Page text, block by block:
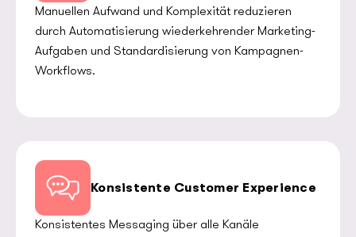
Manuellen Aufwand und Komplexität reduzieren
durch Automatisierung wiederkehrender Marketing-
Aufgaben und Standardisierung von Kampagnen-
Workflows.
Konsistente Customer Experience
Konsistentes Messaging über alle Kanäle